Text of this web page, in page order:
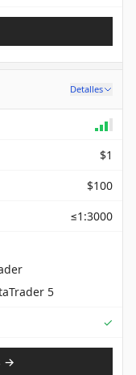
Detalles
$1
$100
≤1:3000
5
✓
→